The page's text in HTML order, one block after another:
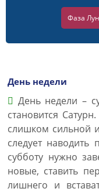
Фаза
День недели
День недели –
становится
слишком сильной
следует
субботу нужно
новые, ставить
лишнего и